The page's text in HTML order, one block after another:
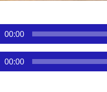
00:00
00:00